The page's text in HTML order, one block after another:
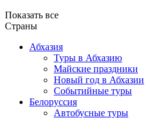
Показать все
Страны
Абхазия
Туры в Абхазию
Майские праздники
Новый год в Абхазии
Событийные туры
Белоруссия
Автобусные туры